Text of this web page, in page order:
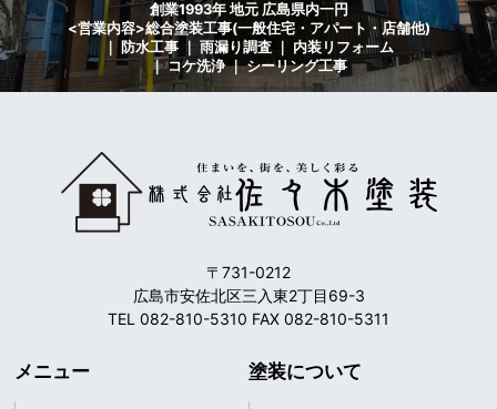
創業1993年 地元 広島県内一円
<営業内容>総合塗装工事(一般住宅・アパート・店舗他)
｜ 防水工事 ｜ 雨漏り調査 ｜ 内装リフォーム
｜ コケ洗浄 ｜ シーリング工事
〒731-0212
広島市安佐北区三入東2丁目69-3
TEL 082-810-5310 FAX 082-810-5311
メニュー 塗装について